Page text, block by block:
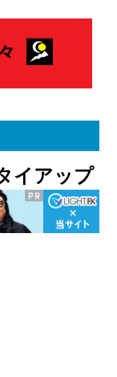
イアップ